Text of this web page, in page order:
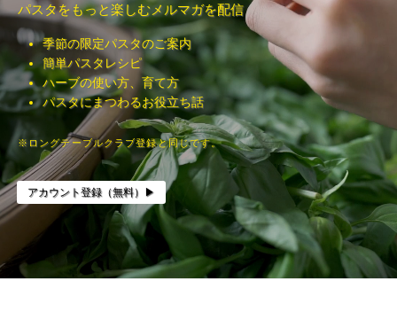
パスタをもっと楽しむメルマガを配信
季節の限定パスタのご案内
簡単パスタレシピ
ハーブの使い方、育て方
パスタにまつわるお役立ち話
※ロングテーブルクラブ登録と同じです。
アカウント登録（無料）▶︎